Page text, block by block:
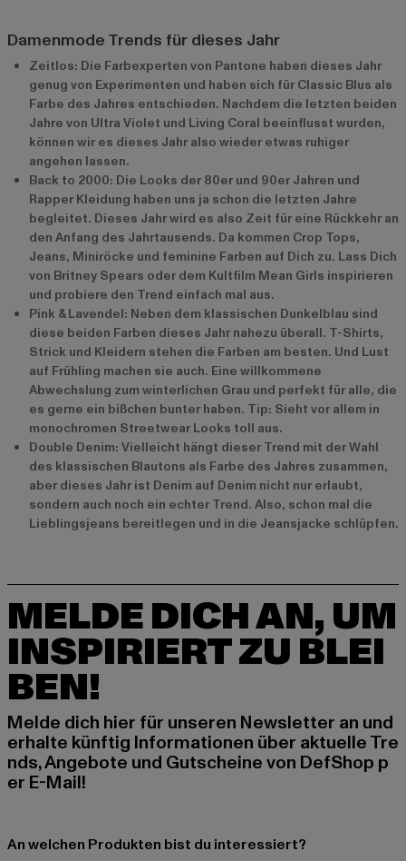
Damenmode Trends für dieses Jahr
Zeitlos: Die Farbexperten von Pantone haben dieses Jahr
genug von Experimenten und haben sich für Classic Blus als
Farbe des Jahres entschieden. Nachdem die letzten beiden
Jahre von Ultra Violet und Living Coral beeinflusst wurden,
können wir es dieses Jahr also wieder etwas ruhiger
angehen lassen.
Back to 2000: Die Looks der 80er und 90er Jahren und
Rapper Kleidung haben uns ja schon die letzten Jahre
begleitet. Dieses Jahr wird es also Zeit für eine Rückkehr an
den Anfang des Jahrtausends. Da kommen Crop Tops,
Jeans, Miniröcke und feminine Farben auf Dich zu. Lass Dich
von Britney Spears oder dem Kultfilm Mean Girls inspirieren
und probiere den Trend einfach mal aus.
Pink & Lavendel: Neben dem klassischen Dunkelblau sind
diese beiden Farben dieses Jahr nahezu überall. T-Shirts,
Strick und Kleidern stehen die Farben am besten. Und Lust
auf Frühling machen sie auch. Eine willkommene
Abwechslung zum winterlichen Grau und perfekt für alle, die
es gerne ein bißchen bunter haben. Tip: Sieht vor allem in
monochromen Streetwear Looks toll aus.
Double Denim: Vielleicht hängt dieser Trend mit der Wahl
des klassischen Blautons als Farbe des Jahres zusammen,
aber dieses Jahr ist Denim auf Denim nicht nur erlaubt,
sondern auch noch ein echter Trend. Also, schon mal die
Lieblingsjeans bereitlegen und in die Jeansjacke schlüpfen.
MELDE DICH AN, UM
INSPIRIERT ZU BLEI
BEN!
Melde dich hier für unseren Newsletter an und
erhalte künftig Informationen über aktuelle Tre
nds, Angebote und Gutscheine von DefShop p
er E-Mail!
An welchen Produkten bist du interessiert?